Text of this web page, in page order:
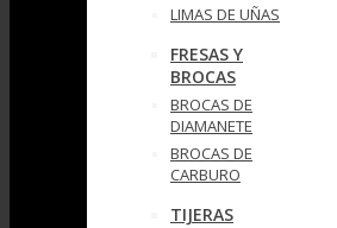
LIMAS DE UÑAS
FRESAS Y
BROCAS
BROCAS DE
DIAMANETE
BROCAS DE
CARBURO
TIJERAS